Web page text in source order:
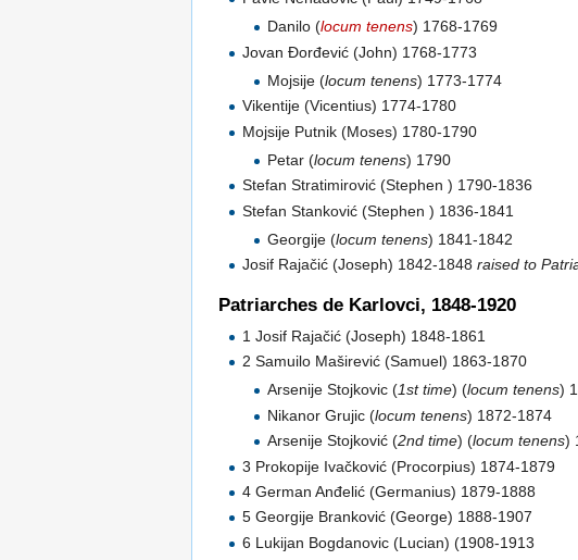
Danilo (locum tenens) 1768-1769
Jovan Đorđević (John) 1768-1773
Mojsije (locum tenens) 1773-1774
Vikentije (Vicentius) 1774-1780
Mojsije Putnik (Moses) 1780-1790
Petar (locum tenens) 1790
Stefan Stratimirović (Stephen ) 1790-1836
Stefan Stanković (Stephen ) 1836-1841
Georgije (locum tenens) 1841-1842
Josif Rajačić (Joseph) 1842-1848raised to
Patriarches de Karlovci, 1848-1920
1 Josif Rajačić (Joseph) 1848-1861
2 Samuilo Maširević (Samuel) 1863-1870
Arsenije Stojkovic (1st time) (locum tenens)
Nikanor Grujic (locum tenens) 1872-1874
Arsenije Stojković (2nd time) (locum tenens)
3 Prokopije Ivačković (Procorpius) 1874-1879
4 German Anđelić (Germanius) 1879-1888
5 Georgije Branković (George) 1888-1907
6 Lukijan Bogdanovic (Lucian) (1908-1913